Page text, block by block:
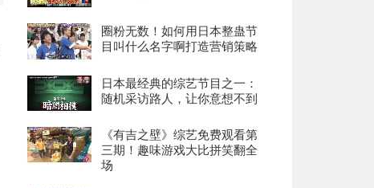
圈粉无数！如何用日本整蛊节
目叫什么名字啊打造营销策略
日本最经典的综艺节目之一：
随机采访路人，让你意想不到
《有吉之壁》综艺免费观看第
三期！趣味游戏大比拼笑翻全
场